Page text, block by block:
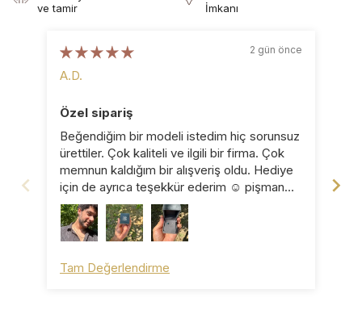
ve tamir
İmkanı
2 gün önce
A.D.
Özel sipariş
Beğendiğim bir modeli istedim hiç sorunsuz
ürettiler. Çok kaliteli ve ilgili bir firma. Çok
memnun kaldığım bir alışveriş oldu. Hediye
için de ayrıca teşekkür ederim ☺️ pişman
olmazsınız ☺️
Tam Değerlendirme